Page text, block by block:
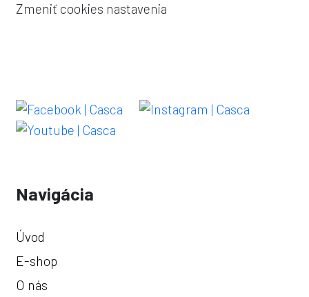
Zmeniť cookies nastavenia
Navigácia
Úvod
E-shop
O nás